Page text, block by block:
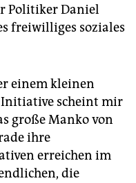
Politiker Daniel
freiwilliges soziales
einem kleinen
Initiative scheint mir
große Manko von
ihre
erreichen im
die